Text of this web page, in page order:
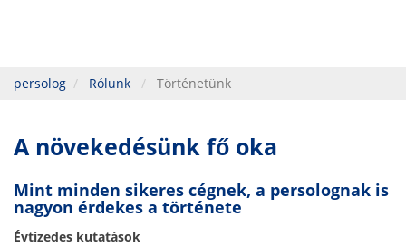
persolog Rólunk Történetünk
A növekedésünk fő oka
Mint minden sikeres cégnek, a persolognak is
nagyon érdekes a története
Évtizedes kutatások